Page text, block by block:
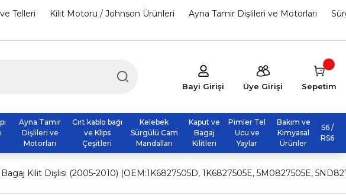
Telleri Kilit Motoru / Johnson Ürünleri Ayna Tamir Dişlileri ve Motorları
Bayi Girişi Üye Girişi Sepetim
Ayna Tamir
Dişlileri ve
Motorları
Cırt kablo bağı
ve Klips
Çeşitleri
Kelebek
Sürgülü Cam
Mandalları
Kaput ve
Bagaj
Kilitleri
Pimler Tel
Ucu ve
Yaylar
Bakım ve
Kimyasal
Ürünler
S6 /
RS6
Kilit Dişlisi (2005-2010) (OEM:1K6827505D, 1K6827505E, 5M0827505E,